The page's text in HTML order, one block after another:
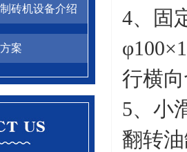
砖机设备介绍
案
4、固
行横
5、小
翻转